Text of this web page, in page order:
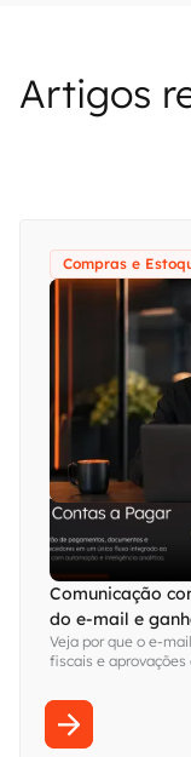
Artigos
Compras e
Comunicação
do e-mail e
a pagar
Veja por que o e-
fiscais e
integrado.